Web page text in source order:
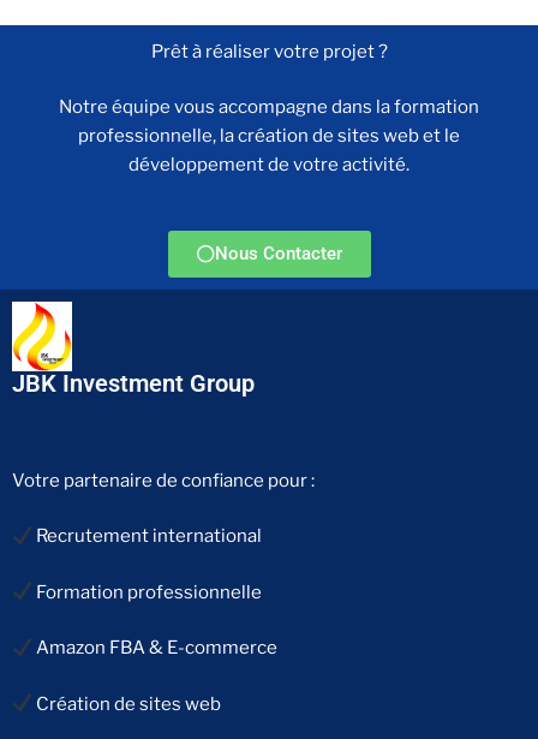
Prêt à réaliser votre projet ?
Notre équipe vous accompagne dans la formation
professionnelle, la création de sites web et le
développement de votre activité.
Nous Contacter
JBK Investment Group
Votre partenaire de confiance pour :
Recrutement international
Formation professionnelle
Amazon FBA & E-commerce
Création de sites web